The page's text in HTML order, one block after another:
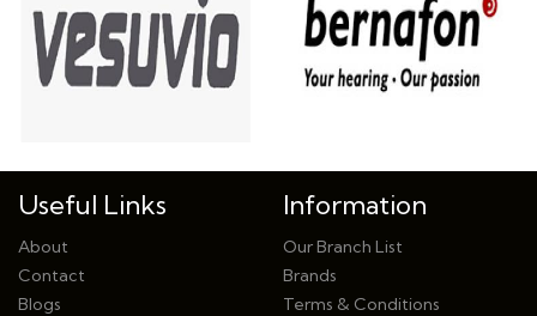
Useful Links
About
Contact
Blogs
Information
Our Branch List
Brands
Terms & Conditions